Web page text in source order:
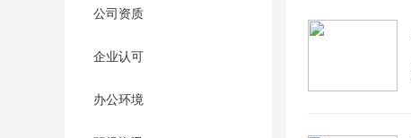
公司资质
企业认可
办公环境